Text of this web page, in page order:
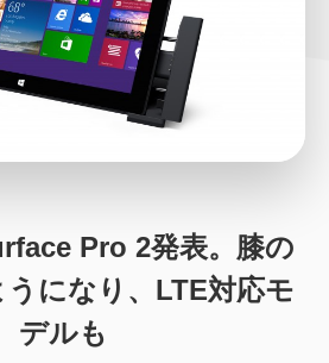
ホーム アクションカメラ
Mac Android
Pro 2発表。膝の
になり、LTE対応モ
デルも